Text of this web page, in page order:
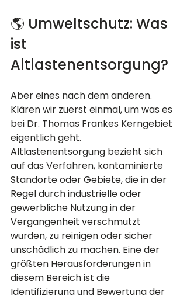
🌎 Umweltschutz: Was
ist
Altlastenentsorgung?
Aber eines nach dem anderen.
Klären wir zuerst einmal, um was es
bei Dr. Thomas Frankes Kerngebiet
eigentlich geht.
Altlastenentsorgung bezieht sich
auf das Verfahren, kontaminierte
Standorte oder Gebiete, die in der
Regel durch industrielle oder
gewerbliche Nutzung in der
Vergangenheit verschmutzt
wurden, zu reinigen oder sicher
unschädlich zu machen. Eine der
größten Herausforderungen in
diesem Bereich ist die
Identifizierung und Bewertung der